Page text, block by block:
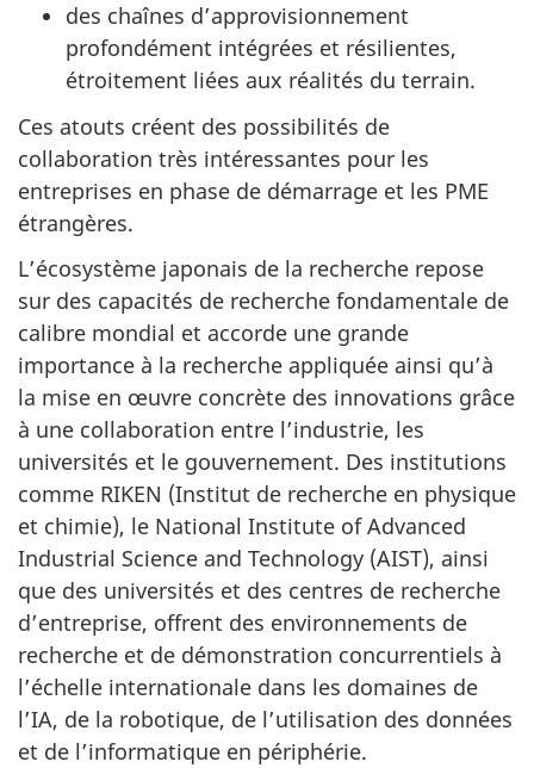
des chaînes d’approvisionnement
profondément intégrées et résilientes,
étroitement liées aux réalités du terrain.
Ces atouts créent des possibilités de
collaboration très intéressantes pour les
entreprises en phase de démarrage et les PME
étrangères.
L’écosystème japonais de la recherche repose
sur des capacités de recherche fondamentale de
calibre mondial et accorde une grande
importance à la recherche appliquée ainsi qu’à
la mise en œuvre concrète des innovations grâce
à une collaboration entre l’industrie, les
universités et le gouvernement. Des institutions
comme RIKEN (Institut de recherche en physique
et chimie), le National Institute of Advanced
Industrial Science and Technology (AIST), ainsi
que des universités et des centres de recherche
d’entreprise, offrent des environnements de
recherche et de démonstration concurrentiels à
l’échelle internationale dans les domaines de
l’IA, de la robotique, de l’utilisation des données
et de l’informatique en périphérie.